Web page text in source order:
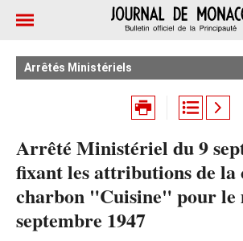
Arrêtés Ministériels
Arrêté Ministériel du 9
fixant les attributions de la
charbon "Cuisine" pour le
septembre 1947